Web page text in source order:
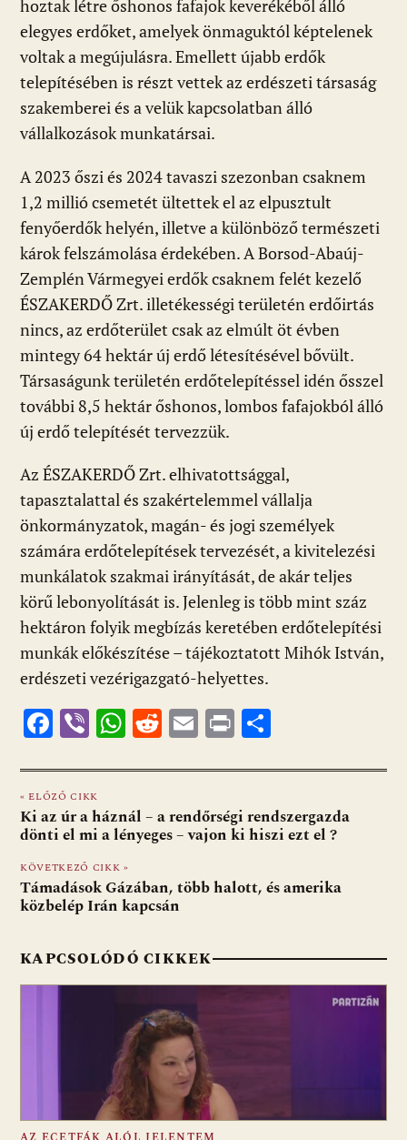
hoztak létre őshonos fafajok keverékéből álló
elegyes erdőket, amelyek önmaguktól képtelenek
voltak a megújulásra. Emellett újabb erdők
telepítésében is részt vettek az erdészeti társaság
szakemberei és a velük kapcsolatban álló
vállalkozások munkatársai.
A 2023 őszi és 2024 tavaszi szezonban csaknem
1,2 millió csemetét ültettek el az elpusztult
fenyőerdők helyén, illetve a különböző természeti
károk felszámolása érdekében. A Borsod-Abaúj-
Zemplén Vármegyei erdők csaknem felét kezelő
ÉSZAKERDŐ Zrt. illetékességi területén erdőirtás
nincs, az erdőterület csak az elmúlt öt évben
mintegy 64 hektár új erdő létesítésével bővült.
Társaságunk területén erdőtelepítéssel idén ősszel
további 8,5 hektár őshonos, lombos fafajokból álló
új erdő telepítését tervezzük.
Az ÉSZAKERDŐ Zrt. elhivatottsággal,
tapasztalattal és szakértelemmel vállalja
önkormányzatok, magán- és jogi személyek
számára erdőtelepítések tervezését, a kivitelezési
munkálatok szakmai irányítását, de akár teljes
körű lebonyolítását is. Jelenleg is több mint száz
hektáron folyik megbízás keretében erdőtelepítési
munkák előkészítése – tájékoztatott Mihók István,
erdészeti vezérigazgató-helyettes.
F
e
b
o
o
k
Vi
er
W
at
s
A
p
p
R
d
di
t
E
ai
l
Pr
t za
m
e
« ELŐZŐ CIKK
Ki az úr a háznál – a rendőrségi rendszergazda
dönti el mi a lényeges – vajon ki hiszi ezt el ?
KÖVETKEZŐ CIKK »
Támadások Gázában, több halott, és amerika
közbelép Irán kapcsán
KAPCSOLÓDÓ CIKKEK